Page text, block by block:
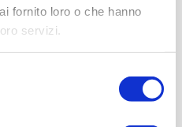
fornito loro o che hanno
servizi.
come più sicure
sanitari efficienti e
performanti e competitivi e
altri e il Veneto ha i numeri
2000 Berlina
Oro 1933